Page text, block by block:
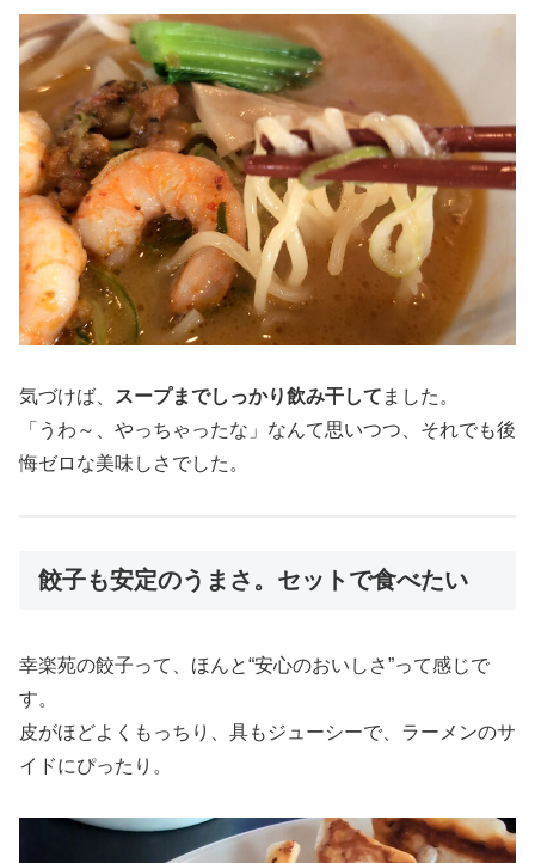
気づけば、 スープまでしっかり飲み干して ました。
「うわ～、やっちゃったな」なんて思いつつ、それでも後
悔ゼロな美味しさでした。
餃子も安定のうまさ。セットで食べたい
幸楽苑の餃子って、ほんと“安心のおいしさ”って感じで
す。
皮がほどよくもっちり、具もジューシーで、ラーメンのサ
イドにぴったり。